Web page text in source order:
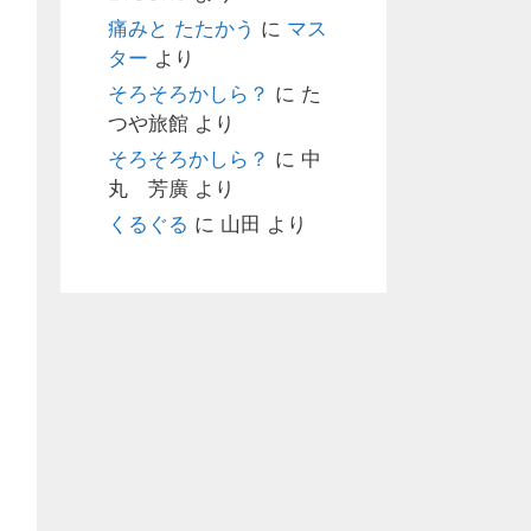
痛みと たたかう に マス
ター より
そろそろかしら？ に た
つや旅館 より
そろそろかしら？ に 中
丸 芳廣 より
くるぐる に 山田 より